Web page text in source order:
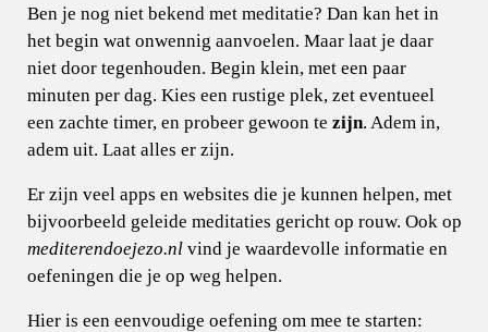
Ben je nog niet bekend met meditatie? Dan kan het in
het begin wat onwennig aanvoelen. Maar laat je daar
niet door tegenhouden. Begin klein, met een paar
minuten per dag. Kies een rustige plek, zet eventueel
een zachte timer, en probeer gewoon te zijn. Adem in,
adem uit. Laat alles er zijn.
Er zijn veel apps en websites die je kunnen helpen, met
bijvoorbeeld geleide meditaties gericht op rouw. Ook op
mediterendoejezo.nl vind je waardevolle informatie en
oefeningen die je op weg helpen.
Hier is een eenvoudige oefening om mee te starten: